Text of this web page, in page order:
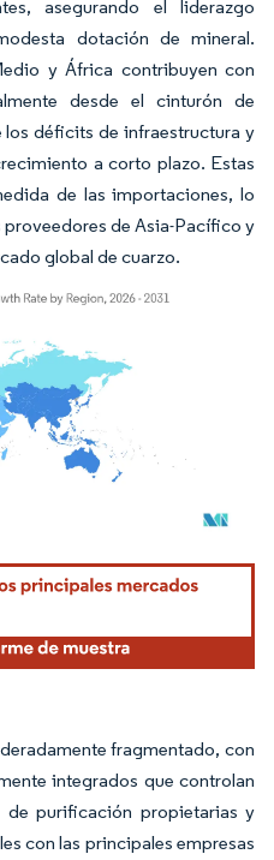
asegurando el liderazgo
dotación de mineral.
y África contribuyen con
desde el cinturón de
los déficits de infraestructura y
a corto plazo. Estas
de las importaciones, lo
proveedores de Asia-Pacífico y
global de cuarzo.
atribución según CC BY 4.0.
fragmentado, con
integrados que controlan
de purificación propietarias y
con las principales empresas